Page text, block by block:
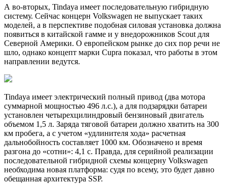
А во-вторых, Tindaya имеет последовательную гибридную
систему. Сейчас концерн Volkswagen не выпускает таких
моделей, а в перспективе подобная силовая установка должна
появиться в китайской гамме и у внедорожников Scout для
Северной Америки. О европейском рынке до сих пор речи не
шло, однако концепт марки Cupra показал, что работы в этом
направлении ведутся.
Tindaya имеет электрический полный привод (два мотора
суммарной мощностью 496 л.с.), а для подзарядки батареи
установлен четырехцилиндровый бензиновый двигатель
объемом 1,5 л. Заряда тяговой батареи должно хватить на 300
км пробега, а с учетом «удлинителя хода» расчетная
дальнобойность составляет 1000 км. Обозначено и время
разгона до «сотни»: 4,1 с. Правда, для серийной реализации
последовательной гибридной схемы концерну Volkswagen
необходима новая платформа: судя по всему, это будет давно
обещанная архитектура SSP.